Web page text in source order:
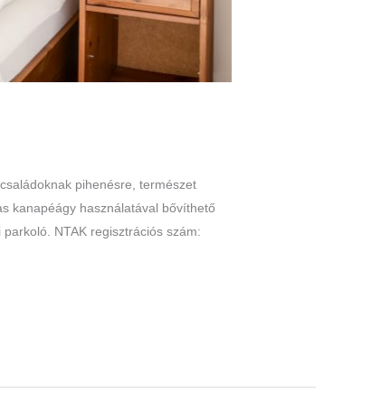
pihenésre, természet
kanapéágy használatával bővíthető
NTAK regisztrációs szám: